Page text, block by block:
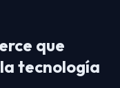
que
tecnología